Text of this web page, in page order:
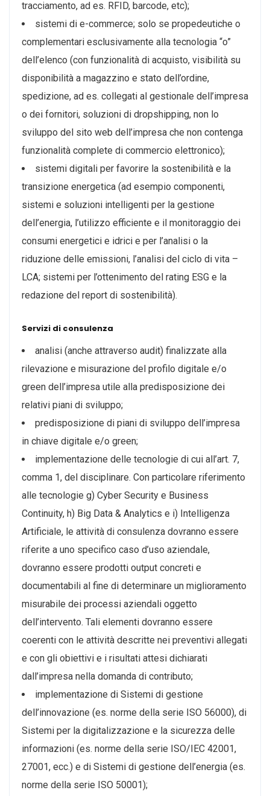
tracciamento, ad es. RFID, barcode, etc);
sistemi di e-commerce; solo se propedeutiche o
complementari esclusivamente alla tecnologia “o”
dell’elenco (con funzionalità di acquisto, visibilità su
disponibilità a magazzino e stato dell’ordine,
spedizione, ad es. collegati al gestionale dell’impresa
o dei fornitori, soluzioni di dropshipping, non lo
sviluppo del sito web dell’impresa che non contenga
funzionalità complete di commercio elettronico);
sistemi digitali per favorire la sostenibilità e la
transizione energetica (ad esempio componenti,
sistemi e soluzioni intelligenti per la gestione
dell’energia, l’utilizzo efficiente e il monitoraggio dei
consumi energetici e idrici e per l’analisi o la
riduzione delle emissioni, l’analisi del ciclo di vita –
LCA; sistemi per l’ottenimento del rating ESG e la
redazione del report di sostenibilità).
Servizi di consulenza
analisi (anche attraverso audit) finalizzate alla
rilevazione e misurazione del profilo digitale e/o
green dell’impresa utile alla predisposizione dei
relativi piani di sviluppo;
predisposizione di piani di sviluppo dell’impresa
in chiave digitale e/o green;
implementazione delle tecnologie di cui all’art. 7,
comma 1, del disciplinare. Con particolare riferimento
alle tecnologie g) Cyber Security e Business
Continuity, h) Big Data & Analytics e i) Intelligenza
Artificiale, le attività di consulenza dovranno essere
riferite a uno specifico caso d’uso aziendale,
dovranno essere prodotti output concreti e
documentabili al fine di determinare un miglioramento
misurabile dei processi aziendali oggetto
dell’intervento. Tali elementi dovranno essere
coerenti con le attività descritte nei preventivi allegati
e con gli obiettivi e i risultati attesi dichiarati
dall’impresa nella domanda di contributo;
implementazione di Sistemi di gestione
dell’innovazione (es. norme della serie ISO 56000), di
Sistemi per la digitalizzazione e la sicurezza delle
informazioni (es. norme della serie ISO/IEC 42001,
27001, ecc.) e di Sistemi di gestione dell’energia (es.
norme della serie ISO 50001);